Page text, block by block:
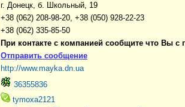
г. Донецк, б. Школьный, 19
+38 (062) 208-98-20, +38 (050) 928-22-23
+38 (062) 335-85-50
При контакте с компанией сообщите что Вы с
Отправить сообщение
http://www.mayka.dn.ua
36355836
tymoxa2121